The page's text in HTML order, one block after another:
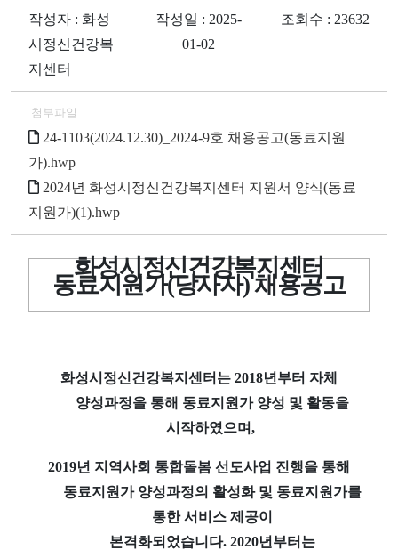
작성자 : 화성
시정신건강복
지센터
작성일 : 2025-
01-02
조회수 : 23632
첨부파일
24-1103(2024.12.30)_2024-9호 채용공고(동료지원
가).hwp
2024년 화성시정신건강복지센터 지원서 양식(동료
지원가)(1).hwp
화성시정신건강복지센터
동료지원가(당사자)채용공고
화성시정신건강복지센터는 2018년부터 자체
양성과정을 통해 동료지원가 양성 및 활동을
시작하였으며,
2019년 지역사회 통합돌봄 선도사업 진행을 통해
동료지원가 양성과정의 활성화 및 동료지원가를
통한 서비스 제공이
본격화되었습니다.2020년부터는